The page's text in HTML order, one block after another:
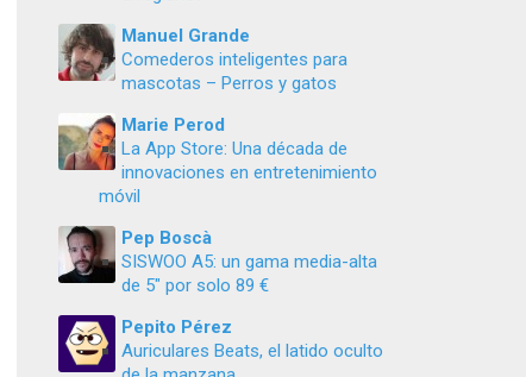
Manuel Grande
Comederos inteligentes para
mascotas – Perros y gatos
Marie Perod
La App Store: Una década de
innovaciones en entretenimiento
móvil
Pep Boscà
SISWOO A5: un gama media-alta
de 5″ por solo 89 €
Pepito Pérez
Auriculares Beats, el latido oculto